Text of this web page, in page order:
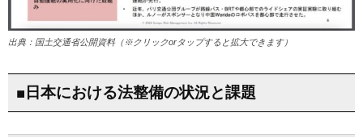
出典：国土交通省公開資料（※クリックorタップすると拡大できます）
■日本における法整備の状況と課題